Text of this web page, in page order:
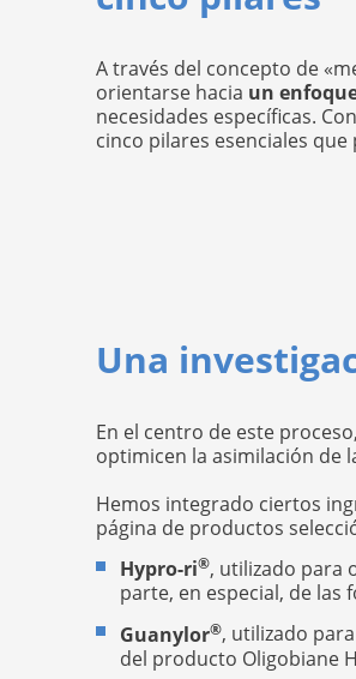
A través del concepto de
orientarse hacia un
necesidades específicas.
cinco pilares esenciales
Una
En el centro de este
optimicen la asimilación de
Hemos integrado ciertos
página de productos
Hypro-ri®, utilizado para
parte, en especial, de las
Guanylor®, utilizado
del producto Oligobiane